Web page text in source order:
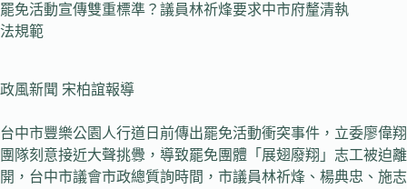
罷免活動宣傳雙重標準？議員林祈烽要求中市府釐清執
法規範
政風新聞 宋柏誼報導
台中市豐樂公園人行道日前傳出罷免活動衝突事件，立委廖偉翔
團隊刻意接近大聲挑釁，導致罷免團體「展翅廢翔」志工被迫離
開，台中市議會市政總質詢時間，市議員林祈烽、楊典忠、施志